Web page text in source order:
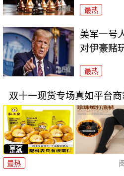
最热
美军一号
对伊豪赌
最热
双十一现货专场真如平台商
最热